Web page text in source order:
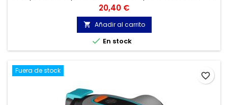
voladores y rastreros.
Precio
20,40 €
 Añadir al carrito
 En stock
Fuera de stock
favorite_border